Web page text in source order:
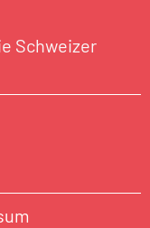
Schweizer